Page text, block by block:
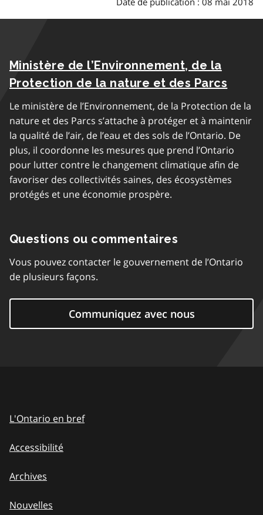
Ministère de l’Environnement, de la
Protection de la nature et des Parcs
Le ministère de l’Environnement, de la Protection de la
nature et des Parcs s’attache à protéger et à maintenir
la qualité de l’air, de l’eau et des sols de l’Ontario. De
plus, il coordonne les mesures que prend l’Ontario
pour lutter contre le changement climatique afin de
favoriser des collectivités saines, des écosystèmes
protégés et une économie prospère.
Questions ou commentaires
Vous pouvez contacter le gouvernement de l’Ontario
de plusieurs façons.
Communiquez avec nous
L'Ontario en bref
Accessibilité
Archives
Nouvelles